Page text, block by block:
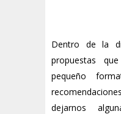
Dentro de la
propuestas
pequeño
dejarnos